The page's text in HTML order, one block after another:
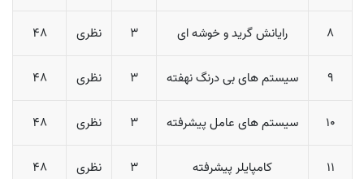
8 رایانش گرید و خوشه ای 3 نظری 48
9 سیستم های بی درنگ نهفته 3 نظری 48
10 سیستم های عامل پیشرفته 3 نظری 48
11 کامپایلر پیشرفته 3 نظری 48